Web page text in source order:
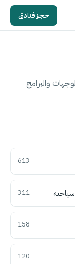
حجز فنادق
والبرامج
613
311
158
120